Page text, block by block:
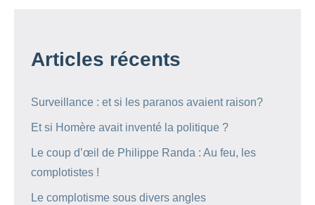
Articles récents
Surveillance : et si les paranos avaient raison?
Et si Homère avait inventé la politique ?
Le coup d’œil de Philippe Randa : Au feu, les
complotistes !
Le complotisme sous divers angles